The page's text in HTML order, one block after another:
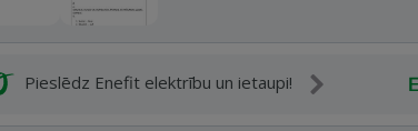
Pieslēdz Enefit elektrību un ietaupi!